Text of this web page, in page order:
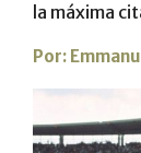
la máxima
Por: